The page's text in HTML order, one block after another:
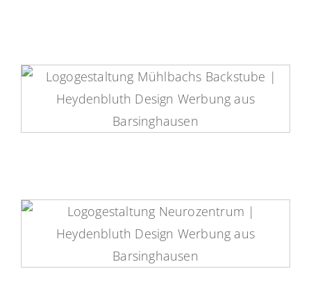
Mühlbachs Backstube Logo
Neurozentrum Barsinghausen
Logo